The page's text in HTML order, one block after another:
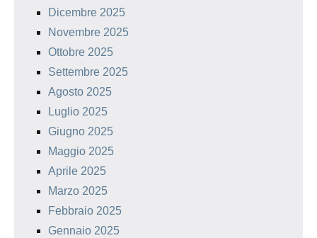
Dicembre 2025
Novembre 2025
Ottobre 2025
Settembre 2025
Agosto 2025
Luglio 2025
Giugno 2025
Maggio 2025
Aprile 2025
Marzo 2025
Febbraio 2025
Gennaio 2025